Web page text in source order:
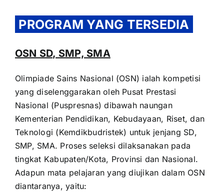
CONTACT US
PROGRAM YANG TERSEDIA
OSN SD, SMP, SMA
Olimpiade Sains Nasional (OSN) ialah kompetisi
yang diselenggarakan oleh Pusat Prestasi
Nasional (Puspresnas) dibawah naungan
Kementerian Pendidikan, Kebudayaan, Riset, dan
Teknologi (Kemdikbudristek) untuk jenjang SD,
SMP, SMA. Proses seleksi dilaksanakan pada
tingkat Kabupaten/Kota, Provinsi dan Nasional.
Adapun mata pelajaran yang diujikan dalam OSN
diantaranya, yaitu: